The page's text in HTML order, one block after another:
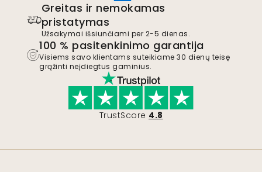
Greitas ir nemokamas
pristatymas
Užsakymai išsiunčiami per 2-5 dienas.
100 % pasitenkinimo garantija
Visiems savo klientams suteikiame 30 dienų teisę
grąžinti neįdiegtus gaminius.
TrustScore 4.8